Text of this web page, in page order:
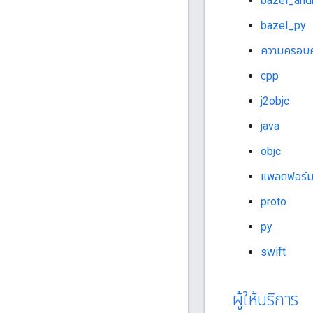
bazel_py
ความครอ
cpp
j2objc
java
objc
แพลตฟอร์ม
proto
py
swift
ผู้ให้บริการ